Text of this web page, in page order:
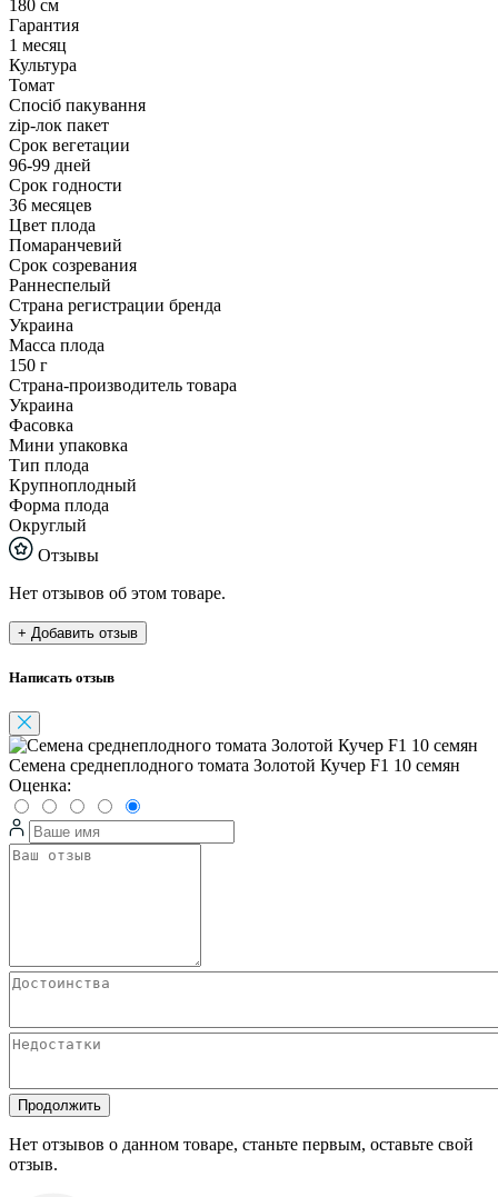
180 см
Гарантия
1 месяц
Культура
Томат
Спосіб пакування
zip-лок пакет
Срок вегетации
96-99 дней
Срок годности
36 месяцев
Цвет плода
Помаранчевий
Срок созревания
Раннеспелый
Страна регистрации бренда
Украина
Масса плода
150 г
Страна-производитель товара
Украина
Фасовка
Мини упаковка
Тип плода
Крупноплодный
Форма плода
Округлый
Отзывы
Нет отзывов об этом товаре.
+ Добавить отзыв
Написать отзыв
Семена среднеплодного томата Золотой Кучер F1 10 семян
Оценка:
Продолжить
Нет отзывов о данном товаре, станьте первым, оставьте свой
отзыв.